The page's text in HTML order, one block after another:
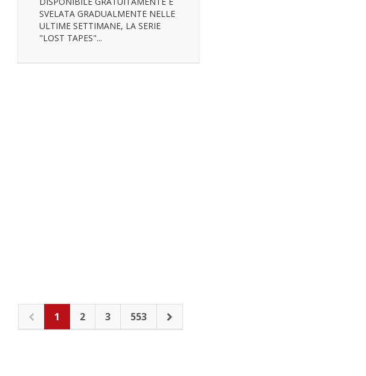
SVELATA GRADUALMENTE NELLE
ULTIME SETTIMANE, LA SERIE
"LOST TAPES"...
1 2 3 553